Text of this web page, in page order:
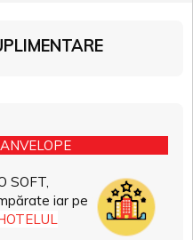
SOFT,
iar pe